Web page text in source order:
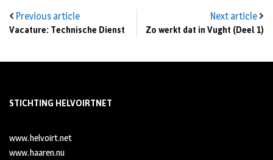
Previous article
Vacature: Technische Dienst
Next article
Zo werkt dat in Vught (Deel 1)
STICHTING HELVOIRTNET
www.helvoirt.net
www.haaren.nu